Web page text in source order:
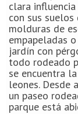
clara
con sus
molduras de
empapeladas
jardín con
todo rodeado
se encuentra
leones. Desde
un paseo
parque está